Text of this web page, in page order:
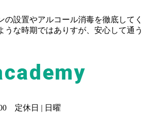
の設置やアルコール消毒を徹底してく
うな時期ではありすが、安心して通う
定休日 | 日曜